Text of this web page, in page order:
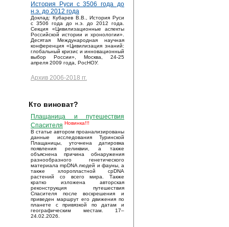
История Руси с 3506 года до
н.э. до 2012 года
Доклад: Кубарев В.В., История Руси
с 3506 года до н.э. до 2012 года.
Секция «Цивилизационные аспекты
Российской истории и хронологии».
Десятая Международная научная
конференция «Цивилизация знаний:
глобальный кризис и инновационный
выбор России», Москва, 24-25
апреля 2009 года, РосНОУ.
Архив 2006-2018 гг.
Кто виноват?
Плащаница и путешествия
Спасителя Новинка!!!
В статье автором проанализированы
данные исследования Туринской
Плащаницы, уточнена датировка
появления реликвии, а также
объяснена причина обнаружения
разнообразного генетического
материала mpDNA людей и фауны, а
также хлоропластной cpDNA
растений со всего мира. Также
кратко изложена авторская
реконструкция путешествия
Спасителя после воскрешения и
приведен маршрут его движения по
планете с привязкой по датам и
географическим местам. 17–
24.02.2026.